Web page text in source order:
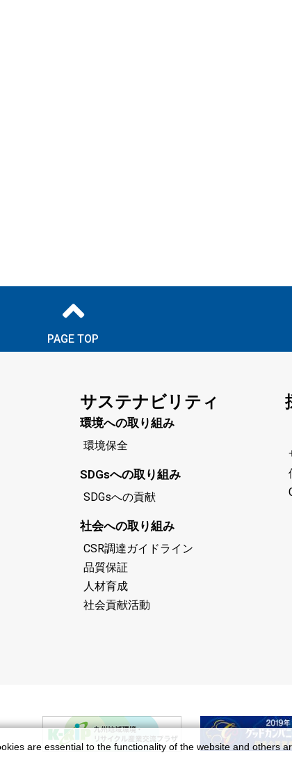
PAGE TOP
サステナビリティ
環境への取り組み
環境保全
SDGsへの取り組み
SDGsへの貢献
社会への取り組み
CSR調達ガイドライン
品質保証
人材育成
社会貢献活動
are essential to the functionality of the website and others